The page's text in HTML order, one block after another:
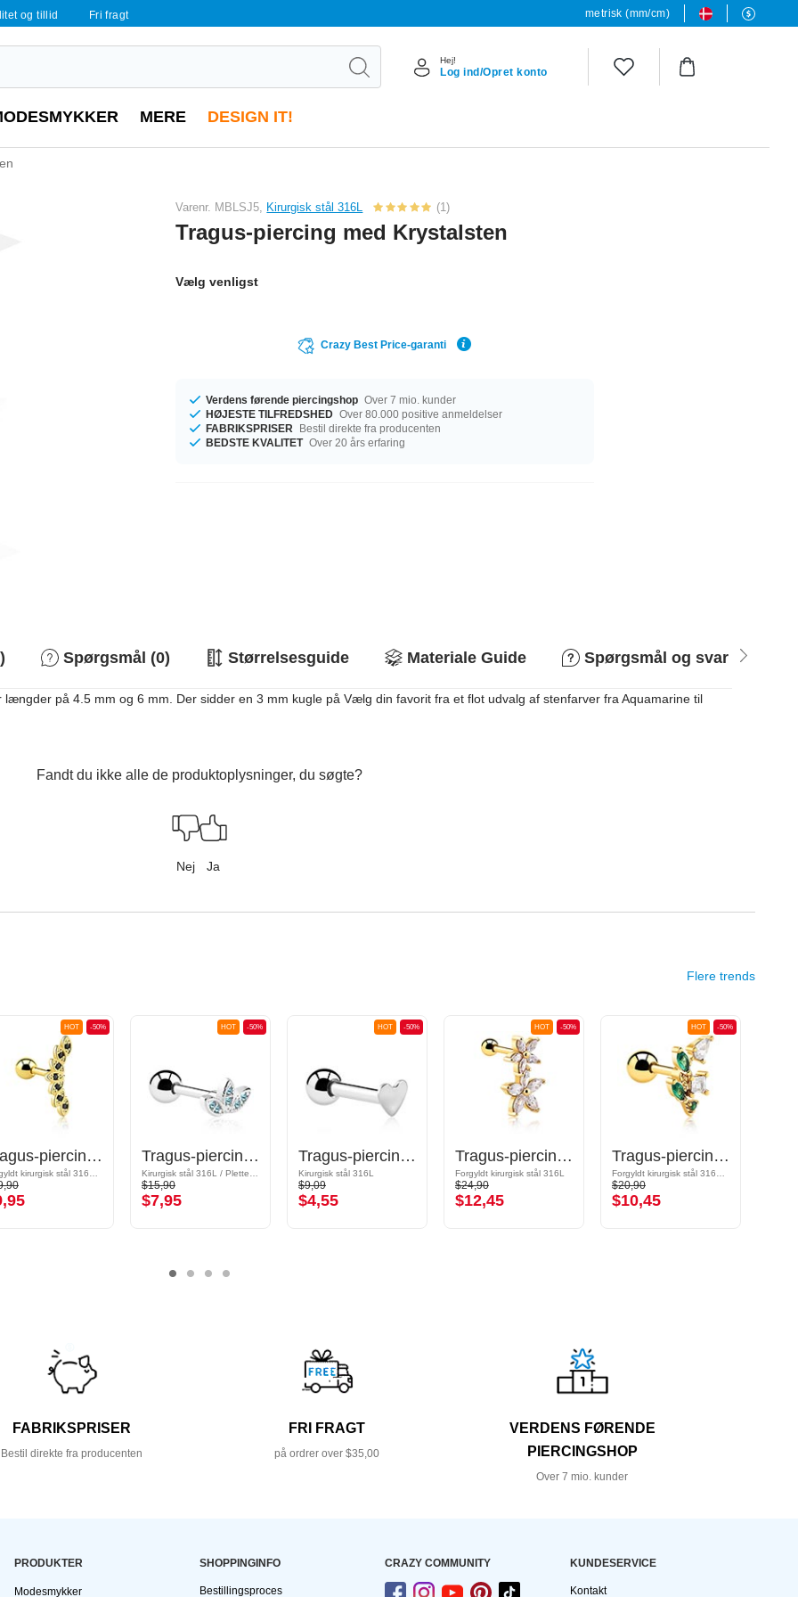
og tillid Fri fragt metrisk (mm/cm)
Hej!
Log ind/Opret konto
MERE DESIGN IT!
Varenr. MBLSJ5, Kirurgisk stål 316L (1)
Tragus-piercing med Krystalsten
Vælg venligst
Crazy Best Price-garanti
Verdens førende piercingshop Over 7 mio. kunder
HØJESTE TILFREDSHED Over 80.000 positive anmeldelser
FABRIKSPRISER
Bestil direkte fra producenten
BEDSTE KVALITET Over 20 års erfaring
Spørgsmål (0) Størrelsesguide Materiale Guide Spørgsmål og svar
på 4.5 mm og 6 mm. Der sidder en 3 mm kugle på Vælg din favorit fra et flot udvalg af stenfarver fra Aquamarine til
Fandt du ikke alle de produktoplysninger, du søgte?
Nej Ja
Flere trends
-50%
HOT
Tragus-piercing med krystaller
-50%
HOT
Tragus-piercing med krystaller
$15,90
$7,95
-50%
HOT
Tragus-piercing med Hjertemotiv
Kirurgisk stål 316L
$9,09
$4,55
-50%
HOT
Tragus-piercing med blomstermotiv og krystaller
Forgyldt kirurgisk stål 316L
$24,90
$12,45
-50%
HOT
Tragus-piercing med krystaller
$20,90
$10,45
FABRIKSPRISER
Bestil direkte fra producenten
FRI FRAGT
på ordrer over $35,00
VERDENS FØRENDE
PIERCINGSHOP
Over 7 mio. kunder
PRODUKTER
Modesmykker
SHOPPINGINFO
Bestillingsproces
CRAZY COMMUNITY KUNDESERVICE
Kontakt